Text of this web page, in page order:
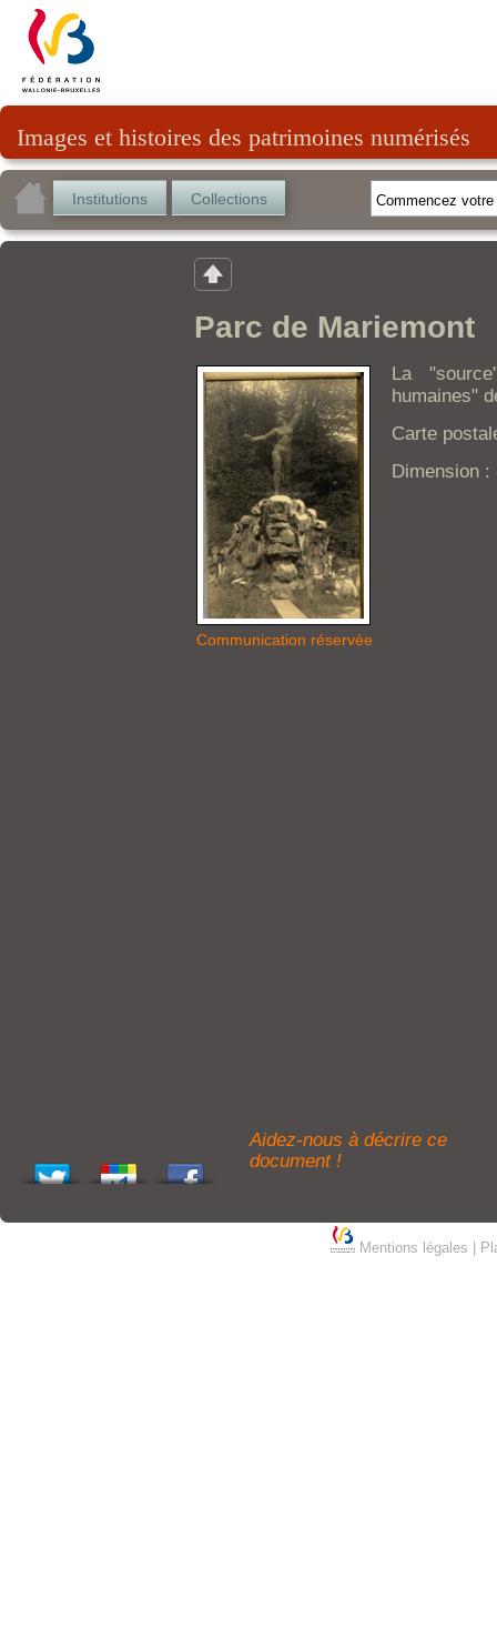
Images et histoires des patrimoines numérisés
Institutions Collections
Parc de Mariemont
Communication réservée
La
humaines"
Carte
Dimension :
Aidez-nous à décrire ce
document !
Mentions légales